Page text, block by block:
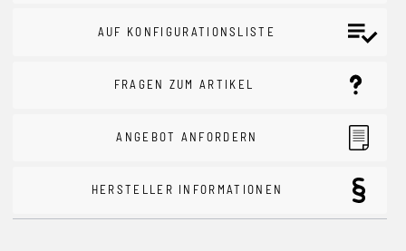
AUF KONFIGURATIONSLISTE
FRAGEN ZUM ARTIKEL
ANGEBOT ANFORDERN
HERSTELLER INFORMATIONEN